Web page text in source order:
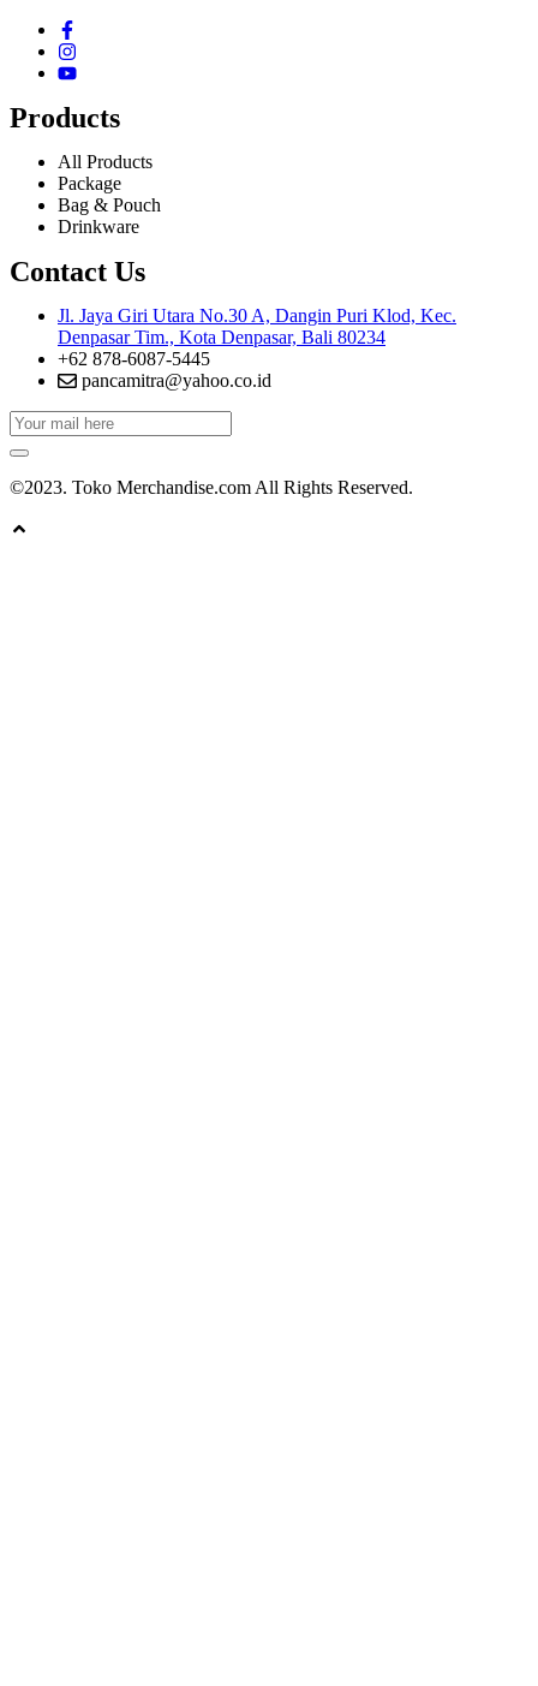
Products
All Products
Package
Bag & Pouch
Drinkware
Contact Us
Jl. Jaya Giri Utara No.30 A, Dangin Puri Klod, Kec.
Denpasar Tim., Kota Denpasar, Bali 80234
+62 878-6087-5445
pancamitra@yahoo.co.id
©2023. Toko Merchandise.com All Rights Reserved.